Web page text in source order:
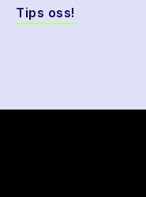
Tips oss!